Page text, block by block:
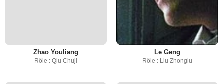
Zhao Youliang
Rôle : Qiu Chuji
Le Geng
Rôle : Liu Zhonglu